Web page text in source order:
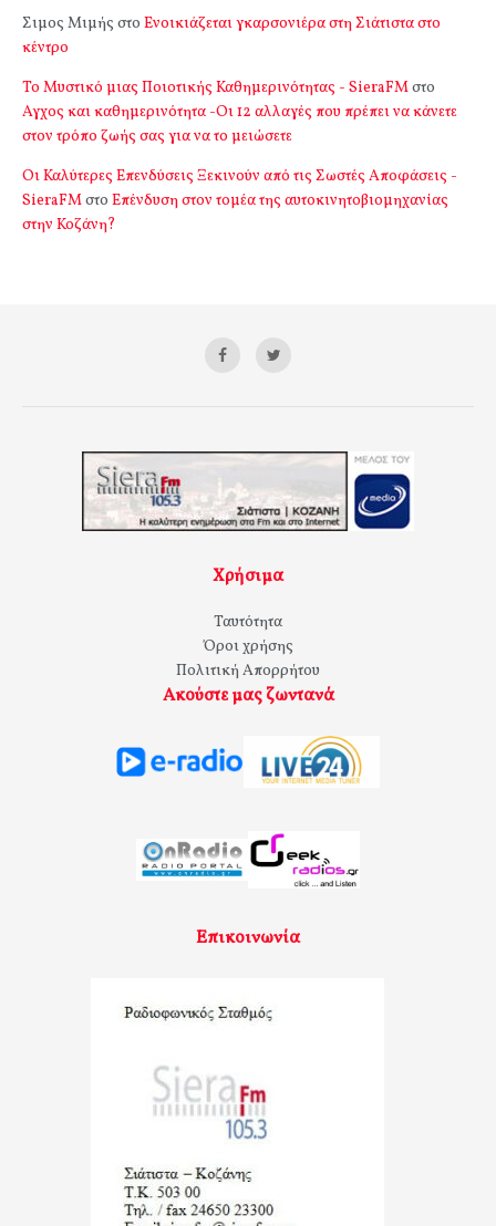
Σιμος Μιμής στο Ενοικιάζεται γκαρσονιέρα στη Σιάτιστα στο
κέντρο
Το Μυστικό μιας Ποιοτικής Καθημερινότητας - SieraFMστο
Αγχος και καθημερινότητα -Οι 12 αλλαγές που πρέπει να κάνετε
στον τρόπο ζωής σας για να το μειώσετε
Οι Καλύτερες Επενδύσεις Ξεκινούν από τις Σωστές Αποφάσεις -
SieraFMστο Επένδυση στον τομέα της αυτοκινητοβιομηχανίας
στην Κοζάνη?
Χρήσιμα
Ταυτότητα
Όροι χρήσης
Πολιτική Απορρήτου
Ακούστε μας ζωντανά
Επικοινωνία